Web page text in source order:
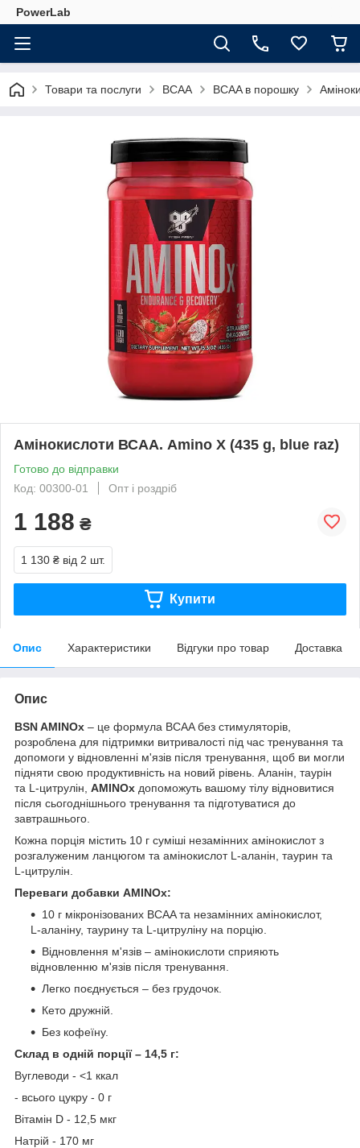
PowerLab
Товари та послуги BCAA BCAA в порошку
Амінокислоти ВСАА. Amino X (435 g, blue raz)
Готово до відправки
Код: 00300-01
Опт і роздріб
1 188 ₴
1 130 ₴ від 2 шт.
Купити
Опис Характеристики Відгуки про товар Доставка
Опис
BSN AMINOx – це формула BCAA без стимуляторів,
розроблена для підтримки витривалості під час тренування та
допомоги у відновленні м'язів після тренування, щоб ви могли
підняти свою продуктивність на новий рівень. Аланін, таурін
та L-цитрулін, AMINOx допоможуть вашому тілу відновитися
після сьогоднішнього тренування та підготуватися до
завтрашнього.
Кожна порція містить 10 г суміші незамінних амінокислот з
розгалуженим ланцюгом та амінокислот L-аланін, таурин та
L-цитрулін.
Переваги добавки AMINOx:
10 г мікронізованих BCAA та незамінних амінокислот,
L-аланіну, таурину та L-цитруліну на порцію.
Відновлення м'язів – амінокислоти сприяють
відновленню м'язів після тренування.
Легко поєднується – без грудочок.
Кето дружній.
Без кофеїну.
Склад в одній порції – 14,5 г:
Вуглеводи - <1 ккал
- всього цукру - 0 г
Вітамін D - 12,5 мкг
Натрій - 170 мг